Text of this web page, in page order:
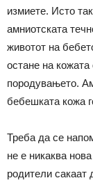
измиете. Исто
амниотската
животот на
остане на
породувањето.
бебешката кожа
Треба да се
не е никаква
родители сакаат